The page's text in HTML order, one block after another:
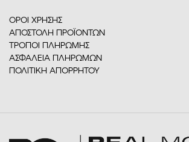
ΟΡΟΙ ΧΡΗΣΗΣ
ΑΠΟΣΤΟΛΗ ΠΡΟΪΟΝΤΩΝ
ΤΡΟΠΟΙ ΠΛΗΡΩΜΗΣ
ΑΣΦΑΛΕΙΑ ΠΛΗΡΩΜΩΝ
ΠΟΛΙΤΙΚΗ ΑΠΟΡΡΗΤΟΥ